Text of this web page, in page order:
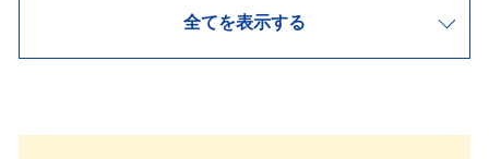
全てを表示する